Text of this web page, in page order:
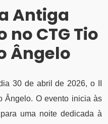
Antiga
CTG Tio
Ângelo
30 de abril de 2026, o II
Ângelo. O evento inicia às
uma noite dedicada à